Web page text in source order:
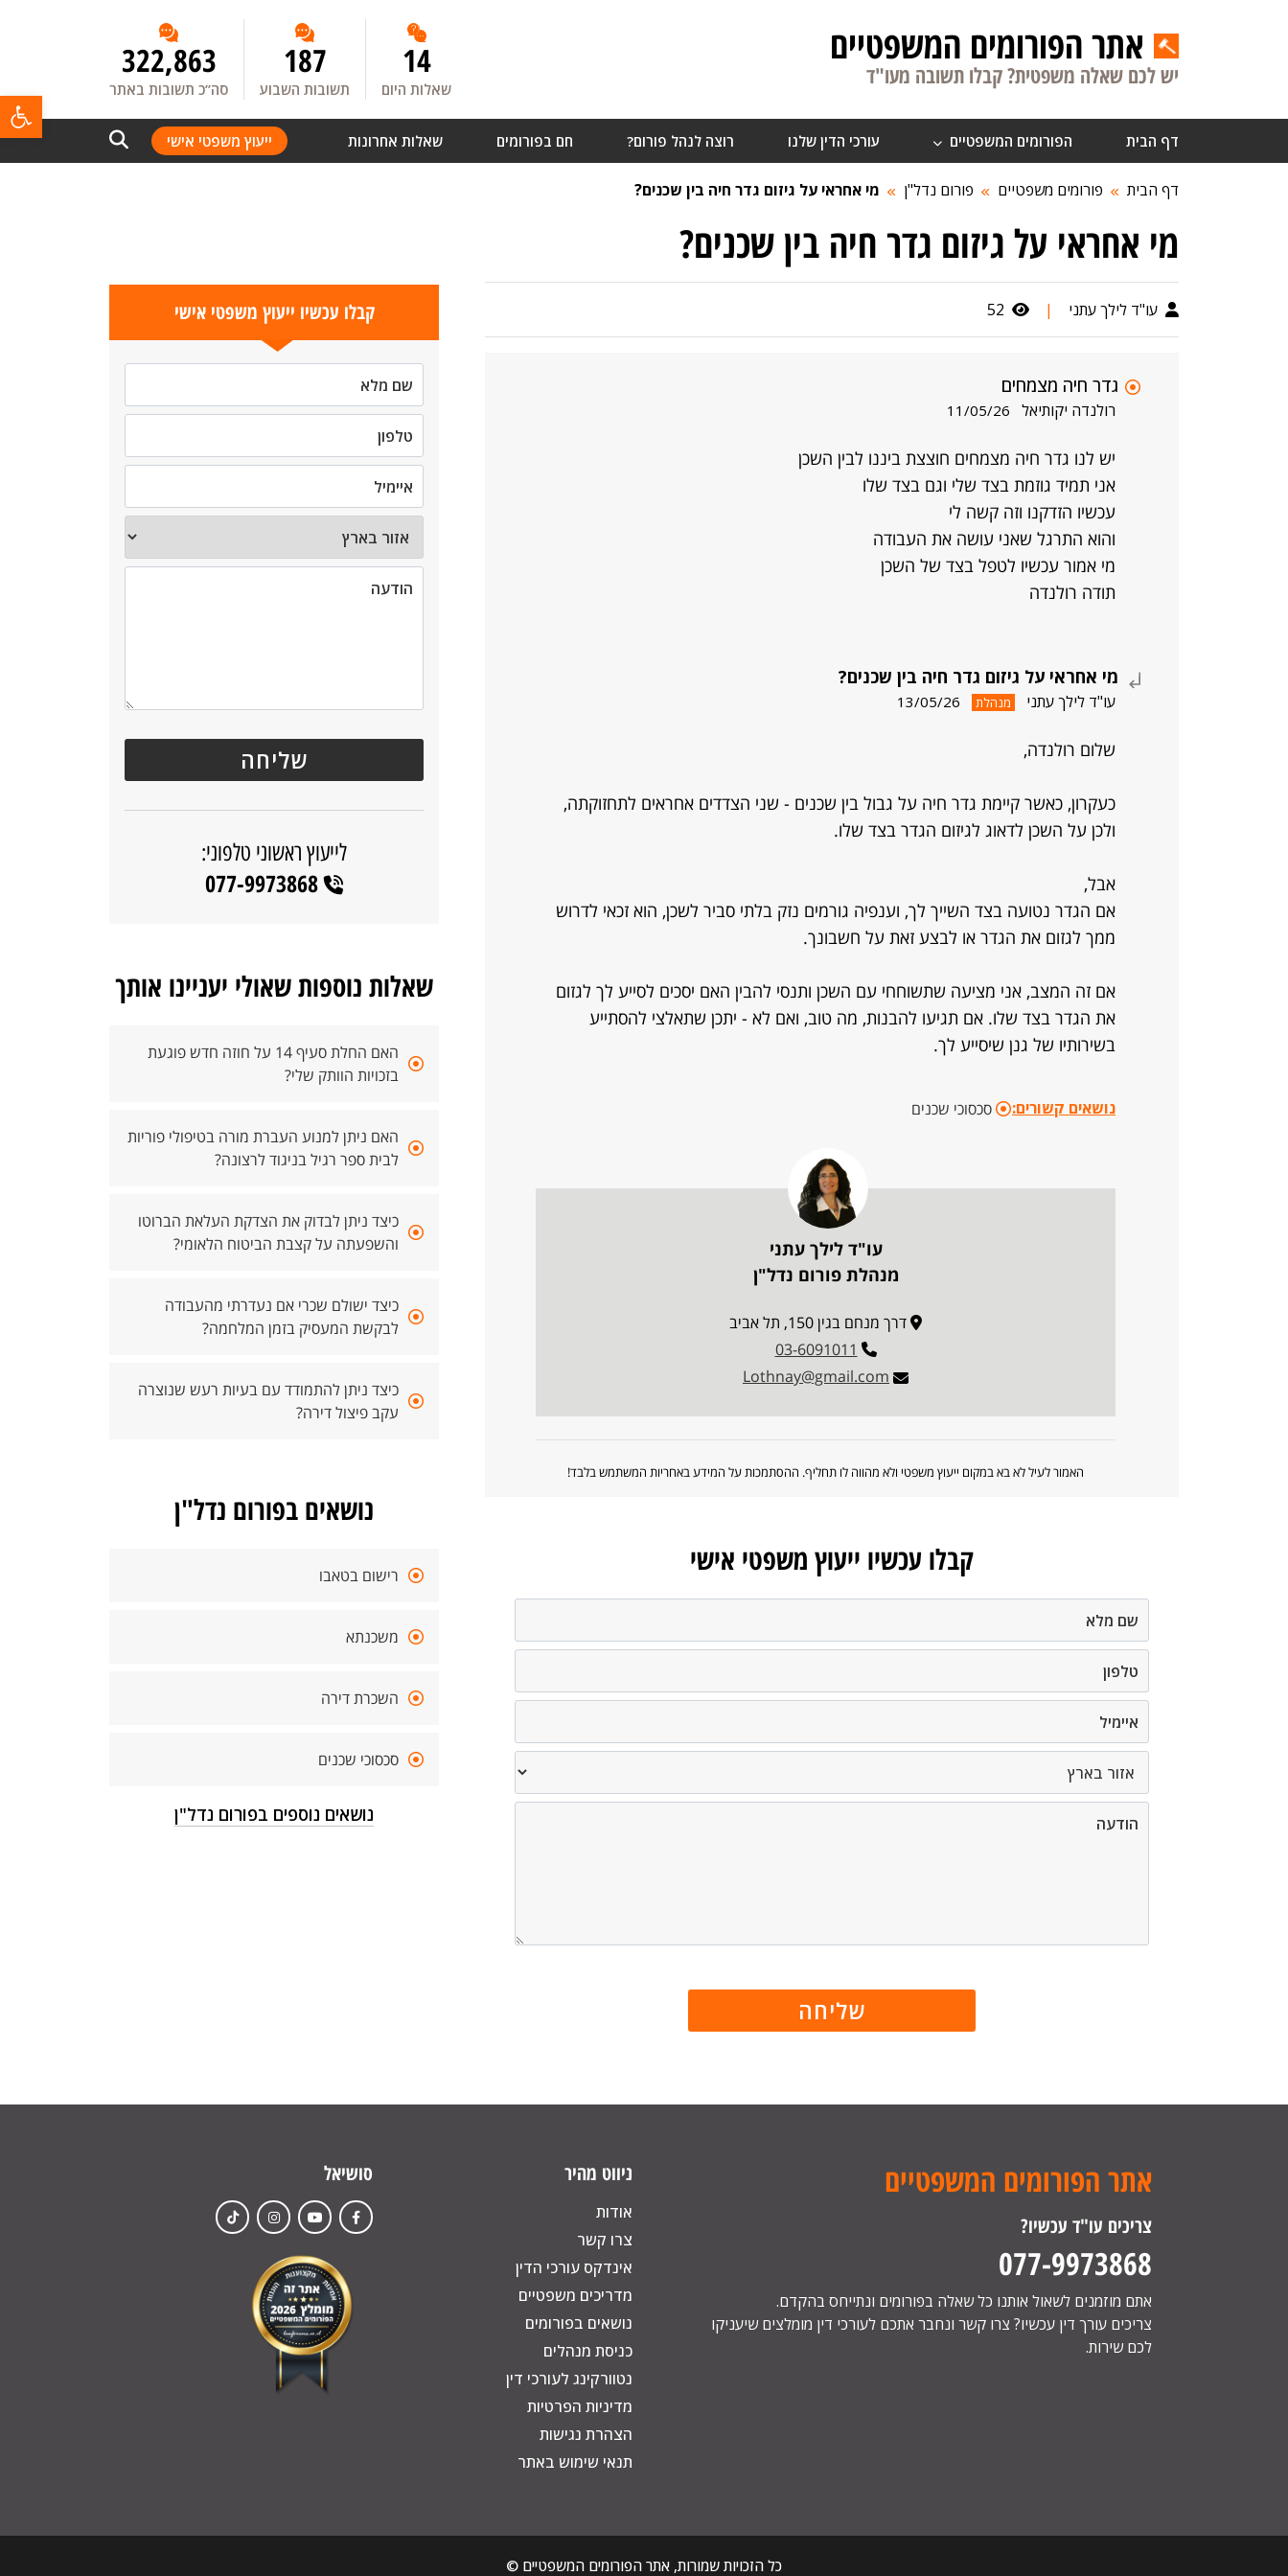
אתר הפורומים המשפטיים
יש לכם שאלה משפטית? קבלו תשובה מעו"ד 14
שאלות היום
187
תשובות השבוע
322,863
סה”כ תשובות באתר
דף הבית הפורומים המשפטיים עורכי הדין שלנו רוצה לנהל פורום? חם בפורומים שאלות אחרונות ייעוץ משפטי אישי
דף הבית פורומים משפטיים פורום נדל"ן מי אחראי על גיזום גדר חיה בין שכנים?
מי אחראי על גיזום גדר חיה בין שכנים?
עו"ד לילך עתני |
52
גדר חיה מצמחים
רולנדה יקותיאל 11/05/26
יש לנו גדר חיה מצמחים חוצצת ביננו לבין השכן
אני תמיד גוזמת בצד שלי וגם בצד שלו
עכשיו הזדקנו וזה קשה לי
והוא התרגל שאני עושה את העבודה
מי אמור עכשיו לטפל בצד של השכן
תודה רולנדה
מי אחראי על גיזום גדר חיה בין שכנים?
עו"ד לילך עתני מנהלת 13/05/26
שלום רולנדה,
כעקרון, כאשר קיימת גדר חיה על גבול בין שכנים - שני הצדדים אחראים לתחזוקתה,
ולכן על השכן לדאוג לגיזום הגדר בצד שלו.
אבל,
אם הגדר נטועה בצד השייך לך, וענפיה גורמים נזק בלתי סביר לשכן, הוא זכאי לדרוש
ממך לגזום את הגדר או לבצע זאת על חשבונך.
אם זה המצב, אני מציעה שתשוחחי עם השכן ותנסי להבין האם יסכים לסייע לך לגזום
את הגדר בצד שלו. אם תגיעו להבנות, מה טוב, ואם לא - יתכן שתאלצי להסתייע
בשירותיו של גנן שיסייע לך.
נושאים קשורים: סכסוכי שכנים
עו"ד לילך עתני
מנהלת פורום נדל"ן
דרך מנחם בגין 150, תל אביב
03-6091011
Lothnay@gmail.com
האמור לעיל לא בא במקום ייעוץ משפטי ולא מהווה לו תחליף. ההסתמכות על המידע באחריות המשתמש בלבד!
קבלו עכשיו ייעוץ משפטי אישי
קבלו עכשיו ייעוץ משפטי אישי
לייעוץ ראשוני טלפוני:
077-9973868
שאלות נוספות שאולי יעניינו אותך
האם החלת סעיף 14 על חוזה חדש פוגעת
בזכויות הוותק שלי?
האם ניתן למנוע העברת מורה בטיפולי פוריות
לבית ספר רגיל בניגוד לרצונה?
כיצד ניתן לבדוק את הצדקת העלאת הברוטו
והשפעתה על קצבת הביטוח הלאומי?
כיצד ישולם שכרי אם נעדרתי מהעבודה
לבקשת המעסיק בזמן המלחמה?
כיצד ניתן להתמודד עם בעיות רעש שנוצרה
עקב פיצול דירה?
נושאים בפורום נדל"ן
רישום בטאבו
משכנתא
השכרת דירה
סכסוכי שכנים
נושאים נוספים בפורום נדל"ן
אתר הפורומים המשפטיים
צריכים עו"ד עכשיו?
077-9973868
אתם מוזמנים לשאול אותנו כל שאלה בפורומים ונתייחס בהקדם.
צריכים עורך דין עכשיו? צרו קשר ונחבר אתכם לעורכי דין מומלצים שיעניקו
לכם שירות.
ניווט מהיר
אודות
צרו קשר
אינדקס עורכי הדין
מדריכים משפטיים
נושאים בפורומים
כניסת מנהלים
נטוורקינג לעורכי דין
מדיניות הפרטיות
הצהרת נגישות
תנאי שימוש באתר
סושיאל
כל הזכויות שמורות, אתר הפורומים המשפטיים ©